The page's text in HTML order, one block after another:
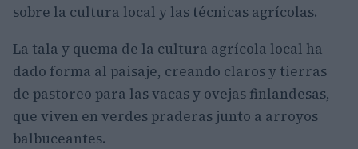
sobre la cultura local y las técnicas agrícolas.
La tala y quema de la cultura agrícola local ha
dado forma al paisaje, creando claros y tierras
de pastoreo para las vacas y ovejas finlandesas,
que viven en verdes praderas junto a arroyos
balbuceantes.